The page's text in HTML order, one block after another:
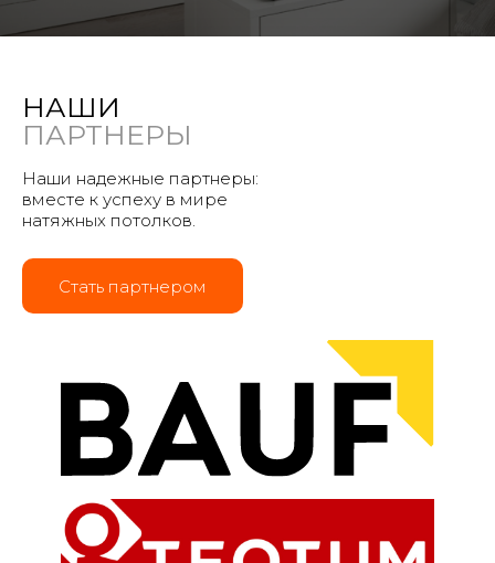
НАШИ
ПАРТНЕРЫ
Наши надежные партнеры:
вместе к успеху в мире
натяжных потолков.
Стать партнером